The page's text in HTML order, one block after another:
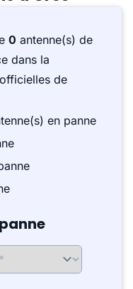
0 antenne(s) de
dans la
de
en panne